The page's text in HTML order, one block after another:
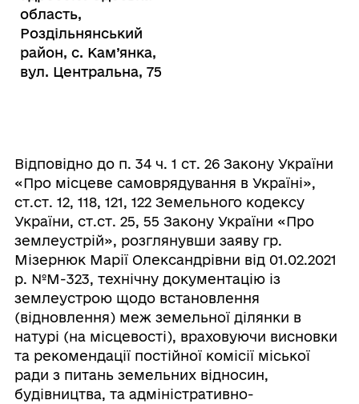
область,
Роздільнянський
район, с. Кам’янка,
вул. Центральна, 75
Відповідно до п. 34 ч. 1 ст. 26 Закону України
«Про місцеве самоврядування в Україні»,
ст.ст. 12, 118, 121, 122 Земельного кодексу
України, ст.ст. 25, 55 Закону України «Про
землеустрій», розглянувши заяву гр.
Мізернюк Марії Олександрівни від 01.02.2021
р. №М-323, технічну документацію із
землеустрою щодо встановлення
(відновлення) меж земельної ділянки в
натурі (на місцевості), враховуючи висновки
та рекомендації постійної комісії міської
ради з питань земельних відносин,
будівництва, та адміністративно-